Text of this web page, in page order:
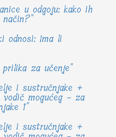
u odgoju: kako ih
odnosi: Ima li
za učenje"
i sustručnjake +
vodič mogućeg - za
1"
i sustručnjake +